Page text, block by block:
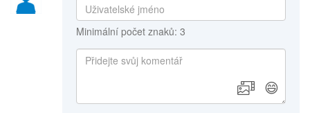
Minimální počet znaků: 3
😄